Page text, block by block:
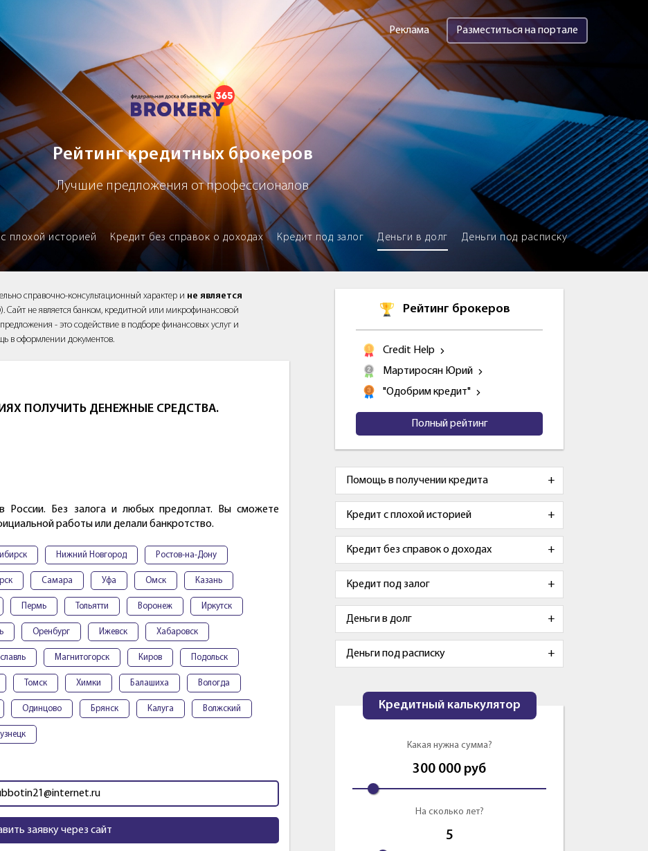
брокеров
Реклама Разместиться на портале
Рейтинг кредитных брокеров
Лучшие предложения от профессионалов
плохой историей Кредит без справок о доходах Кредит под залог Деньги в долг Деньги под расписку
справочно-консультационный характер и не является
Сайт не является банком, кредитной или микрофинансовой
- это содействие в подборе финансовых услуг и
в оформлении документов.
ПОЛУЧИТЬ ДЕНЕЖНЫЕ СРЕДСТВА.
России. Без залога и любых предоплат. Вы сможете
работы или делали банкротство.
Нижний Новгород Ростов-на-Дону
Самара Уфа Омск Казань
Пермь Тольятти Воронеж Иркутск
Оренбург Ижевск Хабаровск
Магнитогорск Киров Подольск
Томск Химки Балашиха Вологда
Одинцово Брянск Калуга Волжский
заявку через сайт
Рейтинг брокеров
Credit Help
Мартиросян Юрий
"Одобрим кредит"
Полный рейтинг
Помощь в получении кредита
Кредит с плохой историей
Кредит без справок о доходах
Кредит под залог
Деньги в долг
Деньги под расписку
Кредитный калькулятор
Какая нужна сумма?
300 000 руб
На сколько лет?
5